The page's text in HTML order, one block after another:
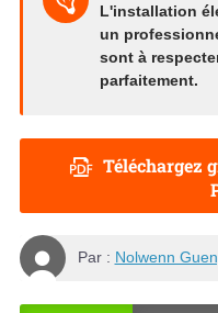
L'installation
un
sont à
parfaitement.
Téléchargez
Par : Nolwenn